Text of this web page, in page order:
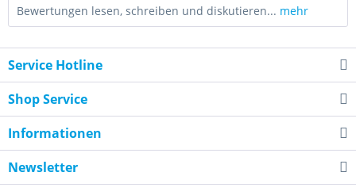
Bewertungen lesen, schreiben und diskutieren... mehr
Service Hotline
Shop Service
Informationen
Newsletter